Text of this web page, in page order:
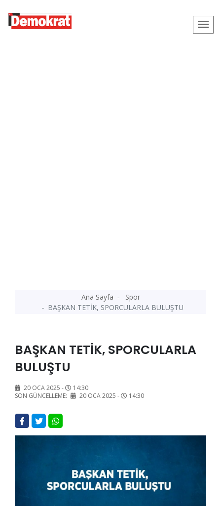
Ana Sayfa
Spor
BAŞKAN TETİK, SPORCULARLA BULUŞTU
BAŞKAN TETİK, SPORCULARLA
BULUŞTU
20 OCA 2025 -
14:30
SON GÜNCELLEME:
20 OCA 2025 - 14:30